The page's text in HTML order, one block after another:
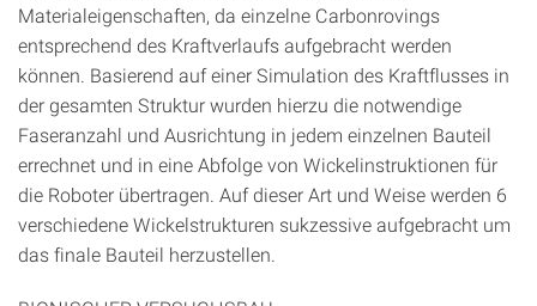
Materialeigenschaften, da einzelne Carbonrovings
entsprechend des Kraftverlaufs aufgebracht werden
können. Basierend auf einer Simulation des Kraftflusses in
der gesamten Struktur wurden hierzu die notwendige
Faseranzahl und Ausrichtung in jedem einzelnen Bauteil
errechnet und in eine Abfolge von Wickelinstruktionen für
die Roboter übertragen. Auf dieser Art und Weise werden 6
verschiedene Wickelstrukturen sukzessive aufgebracht um
das finale Bauteil herzustellen.